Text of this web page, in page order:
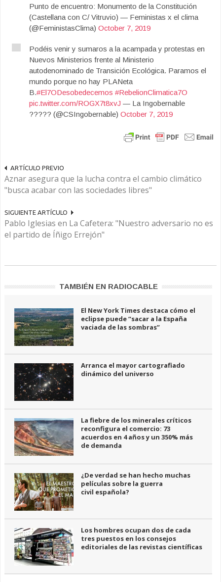
Punto de encuentro: Monumento de la Constitución
(Castellana con C/ Vitruvio) — Feministas x el clima
(@FeministasClima) October 7, 2019
Podéis venir y sumaros a la acampada y protestas en
Nuevos Ministerios frente al Ministerio
autodenominado de Transición Ecológica. Paramos el
mundo porque no hay PLANeta
B.#El7ODesobedecemos #RebelionClimatica7O
pic.twitter.com/ROGX7t8xvJ — La Ingobernable
????? (@CSIngobernable) October 7, 2019
ARTÍCULO PREVIO
Aznar asegura que la lucha contra el cambio climático
"busca acabar con las sociedades libres"
SIGUIENTE ARTÍCULO
Pablo Iglesias en La Cafetera: "Nuestro adversario no es
el partido de Íñigo Errejón"
TAMBIÉN EN RADIOCABLE
El New York Times destaca cómo el
eclipse puede “sacar a la España
vaciada de las sombras”
Arranca el mayor cartografiado
dinámico del universo
La fiebre de los minerales críticos
reconfigura el comercio: 73
acuerdos en 4 años y un 350% más
de demanda
¿De verdad se han hecho muchas
películas sobre la guerra
civil española?
Los hombres ocupan dos de cada
tres puestos en los consejos
editoriales de las revistas científicas